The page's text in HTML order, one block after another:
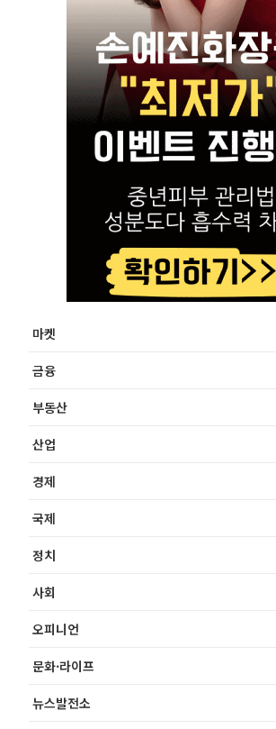
마켓
금융
부동산
산업
경제
국제
정치
사회
오피니언
문화·라이프
뉴스발전소